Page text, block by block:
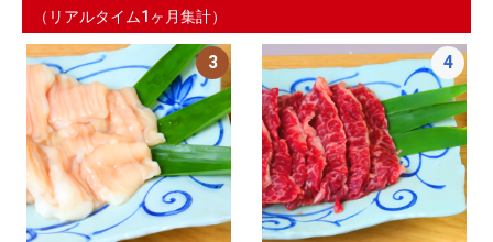
（リアルタイム1ヶ月集計）
5 6